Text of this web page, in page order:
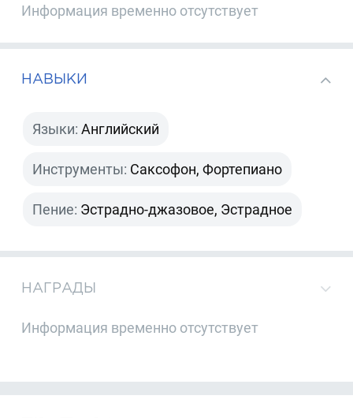
Информация временно отсутствует
НАВЫКИ
Языки: Английский
Инструменты: Саксофон, Фортепиано
Пение: Эстрадно-джазовое, Эстрадное
НАГРАДЫ
Информация временно отсутствует